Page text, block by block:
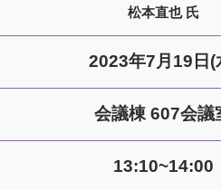
松本直也 氏
2023年7月19日(
会議棟 607会議
13:10~14:00